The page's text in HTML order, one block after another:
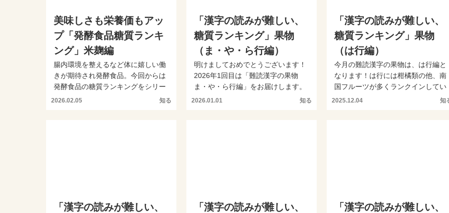
美味しさも栄養価もアッ
プ「発酵食品糖質ランキ
ング」米麹編
腸内環境を整えるなど体に嬉しい働
きが期待され発酵食品。今回からは
発酵食品の糖質ランキングをシリー
ズで発表します。本日は米...
2026.02.05 知る
「漢字の読みが難しい、
糖質ランキング」果物
（ま・や・ら行編）
明けましておめでとうございます！
2026年1回目は「難読漢字の果物
ま・や・ら行編」をお届けします。
今回はかなり難読の果...
2026.01.01 知る
「漢字の読みが難しい、
糖質ランキング」果物
（は行編）
今月の難読漢字の果物は、は行編と
なります！は行には柑橘類の他、南
国フルーツが多くランクインしてい
ます。身近なあの果物もは...
2025.12.04 知
「漢字の読みが難しい、
「漢字の読みが難しい、
「漢字の読みが難しい、